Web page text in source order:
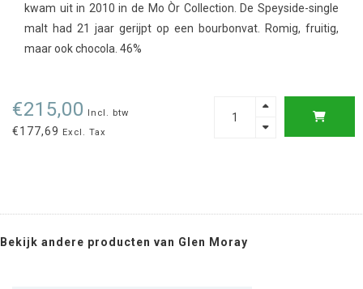
kwam uit in 2010 in de Mo Òr Collection. De Speyside-single
malt had 21 jaar gerijpt op een bourbonvat. Romig, fruitig,
maar ook chocola. 46%
€215,00 Incl. btw
€177,69 Excl. Tax
Bekijk andere producten van Glen Moray